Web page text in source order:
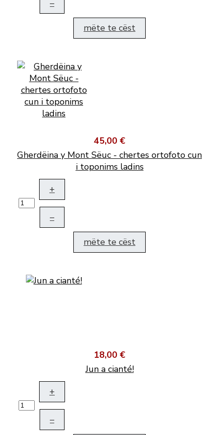
–
mëte te cëst
45,00 €
Gherdëina y Mont Sëuc - chertes ortofoto cun
i toponims ladins
+
–
mëte te cëst
18,00 €
Jun a cianté!
+
–